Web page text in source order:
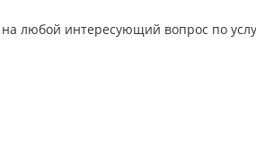
любой интересующий вопрос по